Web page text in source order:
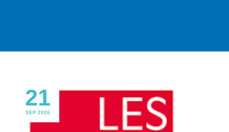
21
SEP 2026